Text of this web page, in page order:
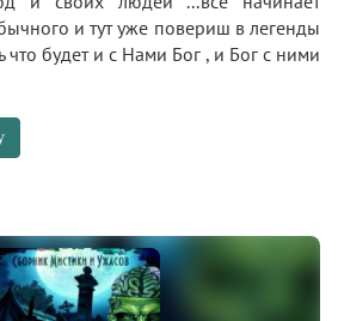
и тут уже повериш в легенды
что будет и с Hами Бог , и Бог с ними